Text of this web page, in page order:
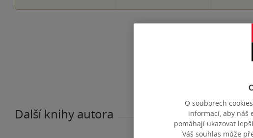
Další knihy autora
O souborech
informací, aby náš
pomáhají ukazovat
Váš souhlas může